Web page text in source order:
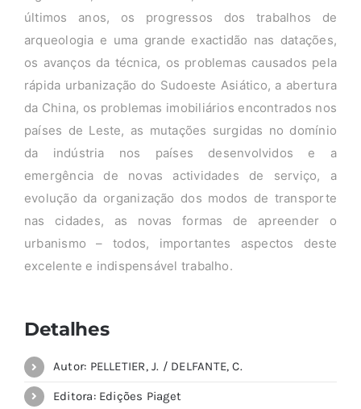
últimos anos, os progressos dos trabalhos de
arqueologia e uma grande exactidão nas datações,
os avanços da técnica, os problemas causados pela
rápida urbanização do Sudoeste Asiático, a abertura
da China, os problemas imobiliários encontrados nos
países de Leste, as mutações surgidas no domínio
da indústria nos países desenvolvidos e a
emergência de novas actividades de serviço, a
evolução da organização dos modos de transporte
nas cidades, as novas formas de apreender o
urbanismo – todos, importantes aspectos deste
excelente e indispensável trabalho.
Detalhes
Autor: PELLETIER, J. / DELFANTE, C.
Editora: Edições Piaget